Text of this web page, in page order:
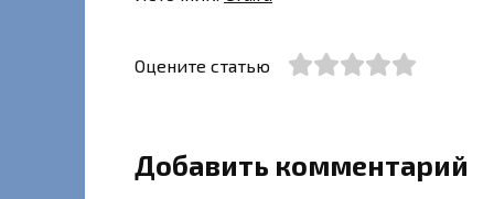
Оцените статью
Добавить комментарий